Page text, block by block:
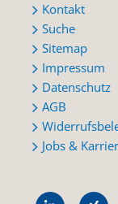
Kontakt
Suche
Sitemap
Impressum
Datenschutz
AGB
Jobs &